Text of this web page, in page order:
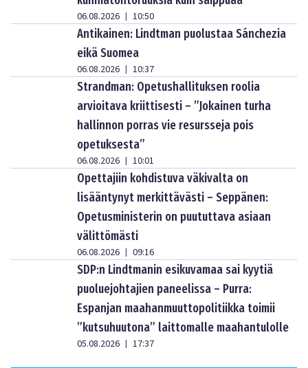
06.08.2026 | 10:50
Antikainen: Lindtman puolustaa Sánchezia
eikä Suomea
06.08.2026 | 10:37
Strandman: Opetushallituksen roolia
arvioitava kriittisesti – ”Jokainen turha
hallinnon porras vie resursseja pois
opetuksesta”
06.08.2026 | 10:01
Opettajiin kohdistuva väkivalta on
lisääntynyt merkittävästi – Seppänen:
Opetusministerin on puututtava asiaan
välittömästi
06.08.2026 | 09:16
SDP:n Lindtmanin esikuvamaa sai kyytiä
puoluejohtajien paneelissa – Purra:
Espanjan maahanmuuttopolitiikka toimii
”kutsuhuutona” laittomalle maahantulolle
05.08.2026 | 17:37